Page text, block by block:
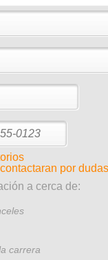
por
a cerca de:
carrera